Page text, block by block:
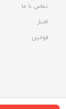
تماس با ما
اخبار
قوانین